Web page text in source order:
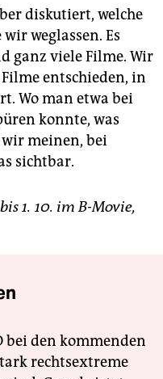
diskutiert, welche
weglassen. Es
ganz viele Filme. Wir
entschieden, in
Wo man etwa bei
konnte, was
meinen, bei
sichtbar.
1. 10. im B-Movie,
bei den kommenden
rechtsextreme